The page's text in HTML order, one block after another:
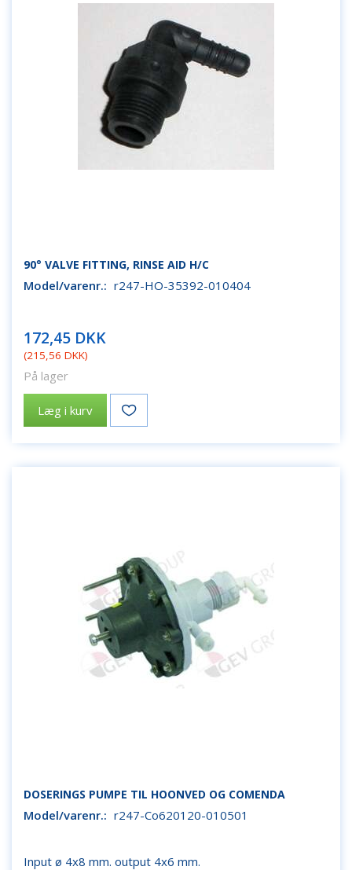
90° VALVE FITTING, RINSE AID H/C
Model/varenr.: r247-HO-35392-010404
172,45 DKK
(215,56 DKK)
På lager
Læg i kurv
DOSERINGS PUMPE TIL HOONVED OG COMENDA
Model/varenr.: r247-Co620120-010501
Input ø 4x8 mm. output 4x6 mm.